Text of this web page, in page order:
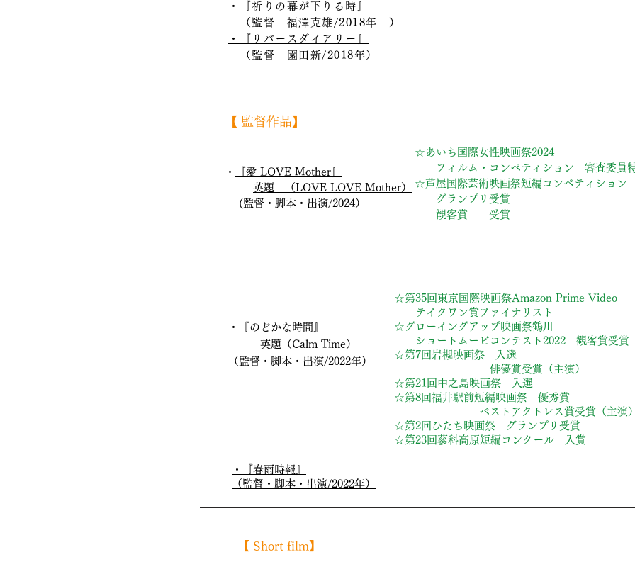
・『祈りの幕が下りる時』
（監督 福澤克雄/2018年 ）
・『リバースダイアリー』
（監督 園田新/2018年）
【 監督作品】
・
『愛 LOVE Mother』
英題 （LOVE LOVE Mother）
(監督・脚本・出演/2024）
☆あいち国際女性映画祭2024
フィルム・コンペティション 審査委員
☆芦屋国際芸術映画祭短編コンペティション
​ グランプリ受賞
観客賞 受賞
​・
『のどかな時間』
英題（Calm Time）
​（監督・脚本・出演/2022年）
☆第35回東京国際映画祭Amazon Prime Video
テイクワン賞ファイナリスト
​☆グローイングアップ映画祭鶴川
ショートムービコンテスト2022 観客賞受賞
​☆第7回岩槻映画祭 入選
​ 俳優賞受賞（主演）
​☆第21回中之島映画祭 入選
☆第8回福井駅前短編映画祭 優秀賞
​ ベストアクトレス賞受賞（主演）
☆第2回ひたち映画祭 グランプリ受賞
​☆第23回蓼科高原短編コンクール 入賞
・『春雨時報』
​（監督・脚本・出演/2022年）
​【 Short film】